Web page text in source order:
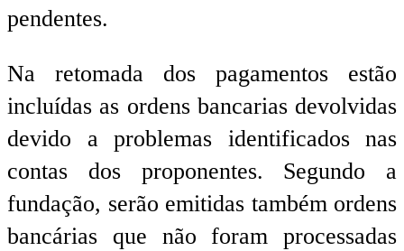
pendentes.
Na retomada dos pagamentos estão
incluídas as ordens bancarias devolvidas
devido a problemas identificados nas
contas dos proponentes. Segundo a
fundação, serão emitidas também ordens
bancárias que não foram processadas